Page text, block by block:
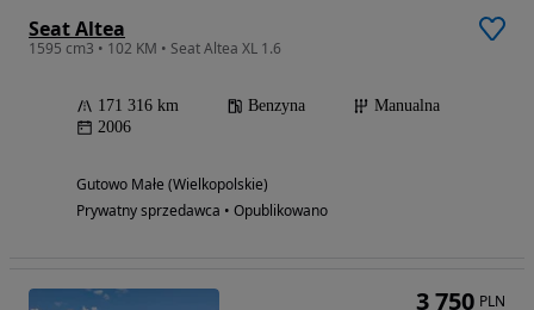
Seat Altea
1595 cm3 • 102 KM • Seat Altea XL 1.6
171 316 km Benzyna
Manualna
2006
Gutowo Małe (Wielkopolskie)
Prywatny sprzedawca • Opublikowano
3 750 PLN